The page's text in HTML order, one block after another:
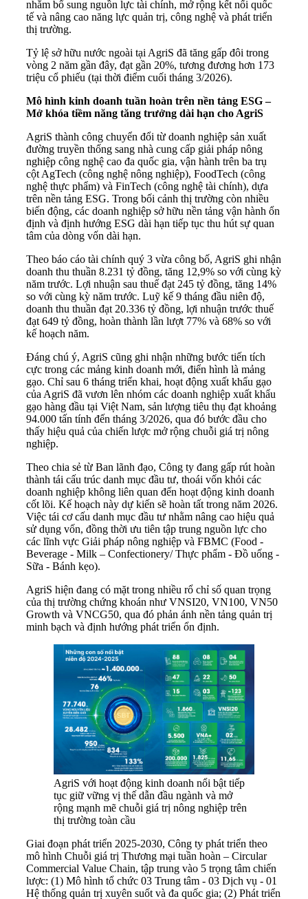
nhằm bổ sung nguồn lực tài chính, mở rộng kết nối quốc
tế và nâng cao năng lực quản trị, công nghệ và phát triển
thị trường.
Tỷ lệ sở hữu nước ngoài tại AgriS đã tăng gấp đôi trong
vòng 2 năm gần đây, đạt gần 20%, tương đương hơn 173
triệu cổ phiếu (tại thời điểm cuối tháng 3/2026).
Mô hình kinh doanh tuần hoàn trên nền tảng ESG –
Mở khóa tiềm năng tăng trưởng dài hạn cho AgriS
AgriS thành công chuyển đổi từ doanh nghiệp sản xuất
đường truyền thống sang nhà cung cấp giải pháp nông
nghiệp công nghệ cao đa quốc gia, vận hành trên ba trụ
cột AgTech (công nghệ nông nghiệp), FoodTech (công
nghệ thực phẩm) và FinTech (công nghệ tài chính), dựa
trên nền tảng ESG. Trong bối cảnh thị trường còn nhiều
biến động, các doanh nghiệp sở hữu nền tảng vận hành ổn
định và định hướng ESG dài hạn tiếp tục thu hút sự quan
tâm của dòng vốn dài hạn.
Theo báo cáo tài chính quý 3 vừa công bố, AgriS ghi nhận
doanh thu thuần 8.231 tỷ đồng, tăng 12,9% so với cùng kỳ
năm trước. Lợi nhuận sau thuế đạt 245 tỷ đồng, tăng 14%
so với cùng kỳ năm trước. Luỹ kế 9 tháng đầu niên độ,
doanh thu thuần đạt 20.336 tỷ đồng, lợi nhuận trước thuế
đạt 649 tỷ đồng, hoàn thành lần lượt 77% và 68% so với
kế hoạch năm.
Đáng chú ý, AgriS cũng ghi nhận những bước tiến tích
cực trong các mảng kinh doanh mới, điển hình là mảng
gạo. Chỉ sau 6 tháng triển khai, hoạt động xuất khẩu gạo
của AgriS đã vươn lên nhóm các doanh nghiệp xuất khẩu
gạo hàng đầu tại Việt Nam, sản lượng tiêu thụ đạt khoảng
94.000 tấn tính đến tháng 3/2026, qua đó bước đầu cho
thấy hiệu quả của chiến lược mở rộng chuỗi giá trị nông
nghiệp.
Theo chia sẻ từ Ban lãnh đạo, Công ty đang gấp rút hoàn
thành tái cấu trúc danh mục đầu tư, thoái vốn khỏi các
doanh nghiệp không liên quan đến hoạt động kinh doanh
cốt lõi. Kế hoạch này dự kiến sẽ hoàn tất trong năm 2026.
Việc tái cơ cấu danh mục đầu tư nhằm nâng cao hiệu quả
sử dụng vốn, đồng thời ưu tiên tập trung nguồn lực cho
các lĩnh vực Giải pháp nông nghiệp và FBMC (Food -
Beverage - Milk – Confectionery/ Thực phẩm - Đồ uống -
Sữa - Bánh kẹo).
AgriS hiện đang có mặt trong nhiều rổ chỉ số quan trọng
của thị trường chứng khoán như VNSI20, VN100, VN50
Growth và VNCG50, qua đó phản ánh nền tảng quản trị
minh bạch và định hướng phát triển ổn định.
AgriS với hoạt động kinh doanh nổi bật tiếp
tục giữ vững vị thế dẫn đầu ngành và mở
rộng mạnh mẽ chuỗi giá trị nông nghiệp trên
thị trường toàn cầu
Giai đoạn phát triển 2025-2030, Công ty phát triển theo
mô hình Chuỗi giá trị Thương mại tuần hoàn – Circular
Commercial Value Chain, tập trung vào 5 trọng tâm chiến
lược: (1) Mô hình tổ chức 03 Trung tâm - 03 Dịch vụ - 01
Hệ thống quản trị xuyên suốt và đa quốc gia; (2) Phát triển